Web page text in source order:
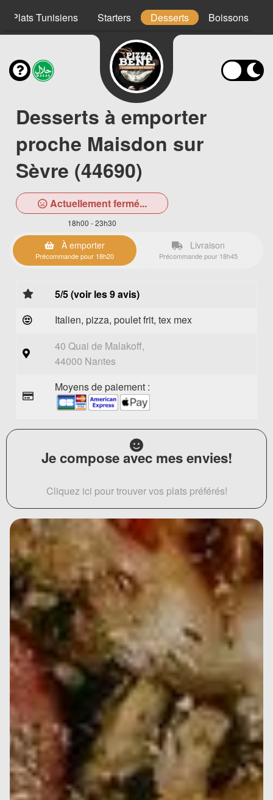
Plats Tunisiens Starters Desserts Boissons
Desserts à emporter
proche Maisdon sur
Sèvre (44690)
Actuellement fermé...
18h00 - 23h30
À emporter
Précommande pour 18h20
Livraison
Précommande pour 18h45
5/5 (voir les 9 avis)
Italien, pizza, poulet frit, tex mex
40 Quai de Malakoff,
44000 Nantes
Moyens de paiement :
Je compose avec mes envies!
Cliquez ici pour trouver vos plats préférés!